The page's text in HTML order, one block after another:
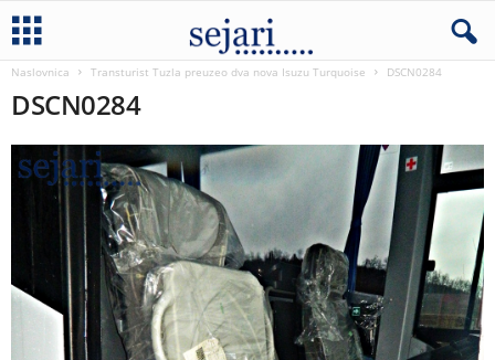
Naslovnica Transturist Tuzla preuzeo dva nova Isuzu Turquoise DSCN0284
DSCN0284